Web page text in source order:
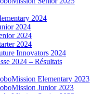
2024
2024
2024
2024
Innovators 2024
2024 – Résultats
Elementary 2023
Junior 2023